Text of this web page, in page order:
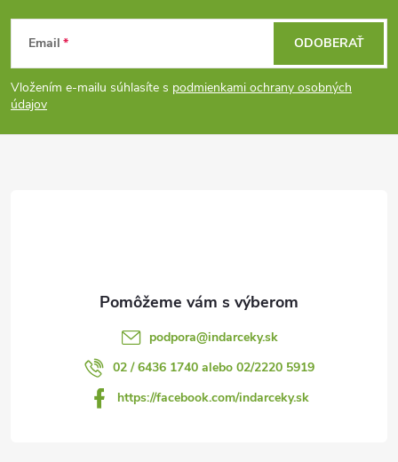
Z
á
p
Email
Vložením e-mailu súhlasíte s podmienkami ochrany osobných
údajov
ODOBERAŤ
podpora@indarceky.sk
02 / 6436 1740 alebo 02/2220 5919
https://facebook.com/indarceky.sk